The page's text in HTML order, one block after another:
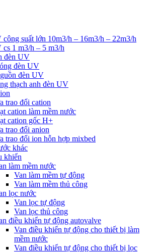
suất lớn 10m3/h – 16m3/h – 22m3/h
1 m3/h – 5 m3/h
đèn UV
đèn UV
đèn UV
thạch anh đèn UV
trao đổi cation
cation làm mềm nước
cation gốc H+
trao đổi anion
trao đổi ion hỗn hợp mixbed
khác
khiển
làm mềm nước
Van làm mềm tự động
Van làm mềm thủ công
lọc nước
Van lọc tự động
Van lọc thủ công
điều khiển tự động autovalve
Van điều khiển tự động cho thiết bị làm
mềm nước
Van điều khiển tự động cho thiết bị lọc